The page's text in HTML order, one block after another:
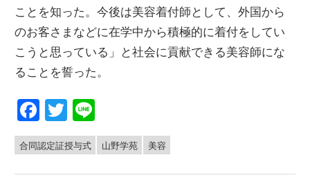
ことを知った。今後は美容着付師として、外国から
のお客さまなどに在学中から積極的に着付をしてい
こうと思っている」と社会に貢献できる美容師にな
ることを誓った。
Facebook
Twitter
NEWS
合同認定証授与式 山野学苑 美容